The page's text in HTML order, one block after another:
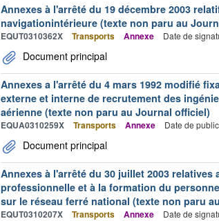
Annexes à l'arrêté du 19 décembre 2003
navigationintérieure (texte non paru au
EQUT0310362X Transports Annexe Date de
Document principal
Annexes a l'arrêté du 4 mars 1992 modifié
externe et interne de recrutement des
aérienne (texte non paru au Journal officiel)
EQUA0310259X Transports Annexe Date de
Document principal
Annexes à l'arrêté du 30 juillet 2003
professionnelle et à la formation du
sur le réseau ferré national (texte non paru
EQUT0310207X Transports Annexe Date de